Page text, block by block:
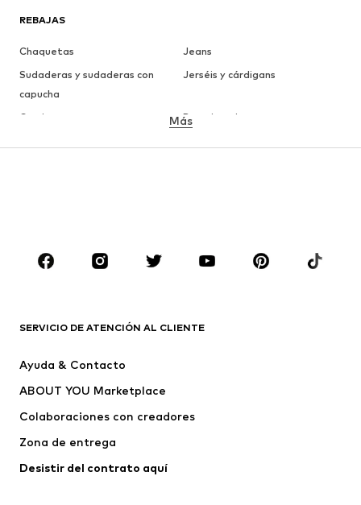
REBAJAS
Chaquetas
Jeans
Sudaderas y sudaderas con
capucha
Jerséis y cárdigans
Camisetas
Ropa interior
ROPA
Camisetas
Jeans
Pantalones
Ropa interior
Jerséis y cárdigans
Trajes y chaquetas
Ropa de baño
Más
SERVICIO DE ATENCIÓN AL CLIENTE
Ayuda & Contacto
ABOUT YOU Marketplace
Colaboraciones con creadores
Zona de entrega
Desistir del contrato aquí